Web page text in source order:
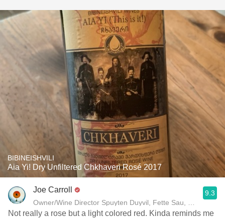
BIBINEISHVILI
Aia Yi! Dry Unfiltered Chkhaveri Rosé 2017
Joe Carroll
Owner/Wine Director Spuyten Duyvil, Fette Sau, St.
9.3
Not really a rose but a light colored red. Kinda reminds me